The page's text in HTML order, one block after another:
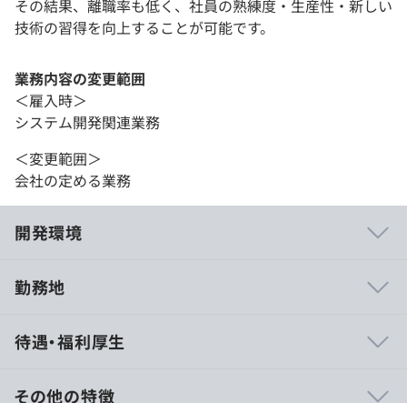
その結果、離職率も低く、社員の熟練度・生産性・新しい
技術の習得を向上することが可能です。
業務内容の変更範囲
＜雇入時＞
システム開発関連業務
＜変更範囲＞
会社の定める業務
開発環境
富士フイルム和光純薬株式会社さま
株式会社キャリアデザインセンターさま など多数
勤務地
待遇・福利厚生
その他の特徴